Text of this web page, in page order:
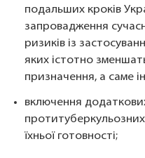
подальших кроків
запровадження
ризиків із
яких істотно
призначення, а саме
включення
протитуберкульозних
їхньої готовності;